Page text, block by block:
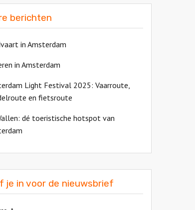
berichten
in Amsterdam
in Amsterdam
Light Festival 2025: Vaarroute,
en fietsroute
dé toeristische hotspot van
je in voor de nieuwsbrief